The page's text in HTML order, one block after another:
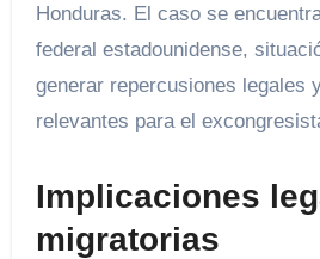
Honduras. El caso se
federal estadounidense,
generar repercusiones legales
relevantes para el
Implicaciones
migratorias